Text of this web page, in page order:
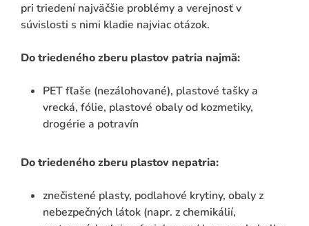
pri triedení najväčšie problémy a verejnosť v
súvislosti s nimi kladie najviac otázok.
Do triedeného zberu plastov patria najmä:
PET fľaše (nezálohované), plastové tašky a
vrecká, fólie, plastové obaly od kozmetiky,
drogérie a potravín
Do triedeného zberu plastov nepatria:
znečistené plasty, podlahové krytiny, obaly z
nebezpečných látok (napr. z chemikálií,